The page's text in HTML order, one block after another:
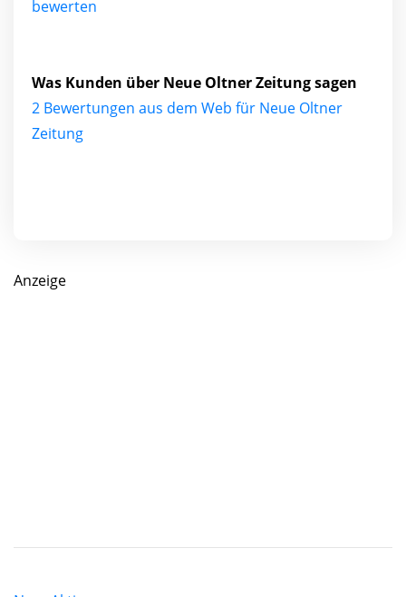
bewerten
Was Kunden über Neue Oltner Zeitung sagen
2 Bewertungen aus dem Web für Neue Oltner
Zeitung
Anzeige